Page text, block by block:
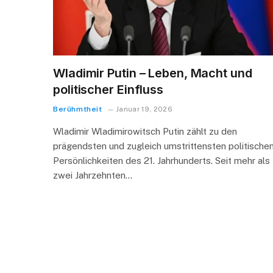
Wladimir Putin – Leben, Macht und
politischer Einfluss
Berühmtheit Januar 19, 2026
Wladimir Wladimirowitsch Putin zählt zu den
prägendsten und zugleich umstrittensten
Persönlichkeiten des 21. Jahrhunderts. Seit mehr als
zwei Jahrzehnten…